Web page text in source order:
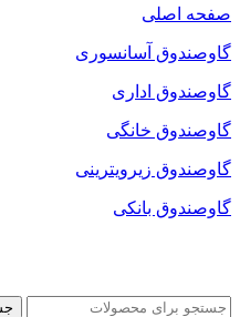
صفحه اصلی
گاوصندوق آسانسوری
گاوصندوق اداری
گاوصندوق خانگی
گاوصندوق زیرویترینی
گاوصندوق بانکی